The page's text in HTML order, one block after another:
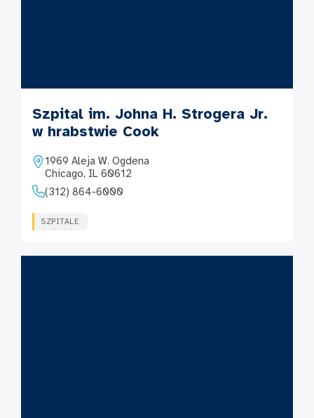
Szpital im. Johna H. Strogera Jr.
w hrabstwie Cook
1969 Aleja W. Ogdena
Chicago, IL 60612
(312) 864-6000
SZPITALE